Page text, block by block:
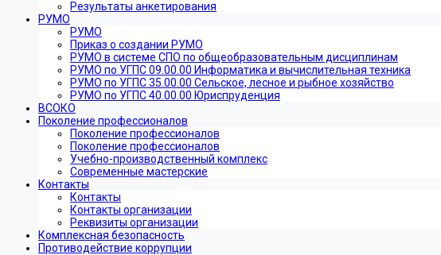
Результаты анкетирования
РУМО
РУМО
Приказ о создании РУМО
РУМО в системе СПО по общеобразовательным дисциплинам
РУМО по УГПС 09.00.00 Информатика и вычислительная техника
РУМО по УГПС 35.00.00 Сельское, лесное и рыбное хозяйство
РУМО по УГПС 40.00.00 Юриспруденция
ВСОКО
Поколение профессионалов
Поколение профессионалов
Поколение профессионалов
Учебно-производственный комплекс
Современные мастерские
Контакты
Контакты
Контакты организации
Реквизиты организации
Комплексная безопасность
Противодействие коррупции